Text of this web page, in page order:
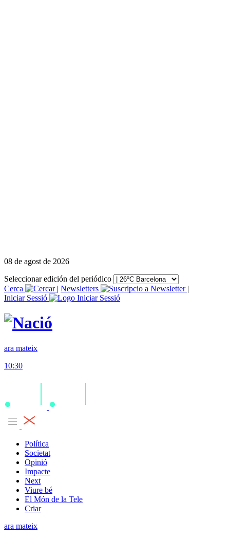
08 de agost de 2026
Seleccionar edición del periódico
Cerca
| Newsletters
|
Iniciar Sessió
ara mateix
10:30
Política
Societat
Opinió
Impacte
Next
Viure bé
El Món de la Tele
Criar
ara mateix